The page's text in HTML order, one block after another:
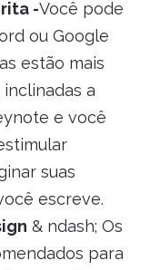
-Você pode
ou Google
estão mais
a
e você
suas
escreve.
& ndash; Os
para